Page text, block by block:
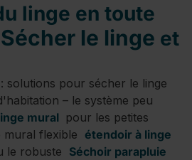
linge en toute
Sécher le linge et
solutions pour sécher le linge
– le système peu
mural pour les petites
mural flexible étendoir à linge
le robuste Séchoir parapluie